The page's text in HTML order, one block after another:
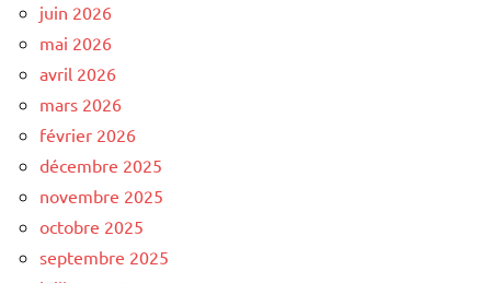
juin 2026
mai 2026
avril 2026
mars 2026
février 2026
décembre 2025
novembre 2025
octobre 2025
septembre 2025